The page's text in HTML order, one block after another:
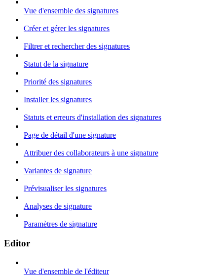
Vue d'ensemble des signatures
Créer et gérer les signatures
Filtrer et rechercher des signatures
Statut de la signature
Priorité des signatures
Installer les signatures
Statuts et erreurs d'installation des signatures
Page de détail d'une signature
Attribuer des collaborateurs à une signature
Variantes de signature
Prévisualiser les signatures
Analyses de signature
Paramètres de signature
Editor
Vue d'ensemble de l'éditeur